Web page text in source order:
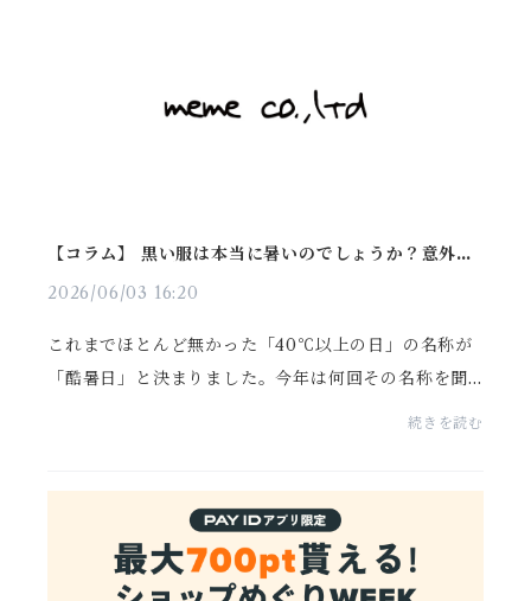
【コラム】 黒い服は本当に暑いのでしょうか？意外だ
2026/06/03 16:20
これまでほとんど無かった「40℃以上の日」の名称が
「酷暑日」と決まりました。今年は何回その名称を聞
くことになるのでしょうか。少しでも涼しく過ごせる
続きを読む